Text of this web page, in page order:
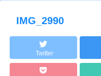
IMG_2990
Twitter